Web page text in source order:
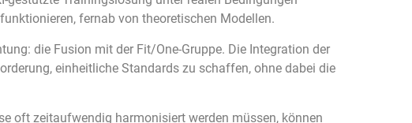
fernab von theoretischen Modellen.
die Fusion mit der Fit/One-Gruppe. Die Integration der
einheitliche Standards zu schaffen, ohne dabei die
oft zeitaufwendig harmonisiert werden müssen, können